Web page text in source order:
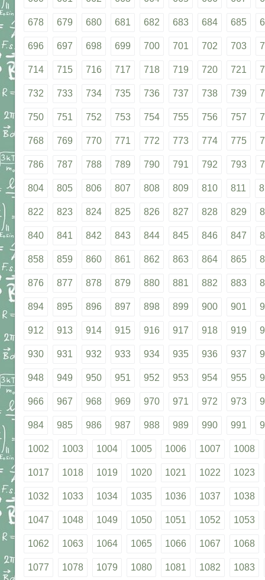
678 679 680 681 682 683 684 685
696 697 698 699 700 701 702 703
714 715 716 717 718 719 720 721
732 733 734 735 736 737 738 739
750 751 752 753 754 755 756 757
768 769 770 771 772 773 774 775
786 787 788 789 790 791 792 793
804 805 806 807 808 809 810 811
822 823 824 825 826 827 828 829
840 841 842 843 844 845 846 847
858 859 860 861 862 863 864 865
876 877 878 879 880 881 882 883
894 895 896 897 898 899 900 901
912 913 914 915 916 917 918 919
930 931 932 933 934 935 936 937
948 949 950 951 952 953 954 955
966 967 968 969 970 971 972 973
984 985 986 987 988 989 990 991
1002 1003 1004 1005 1006 1007 1008
1017 1018 1019 1020 1021 1022 1023
1032 1033 1034 1035 1036 1037 1038
1047 1048 1049 1050 1051 1052 1053
1062 1063 1064 1065 1066 1067 1068
1077 1078 1079 1080 1081 1082 1083